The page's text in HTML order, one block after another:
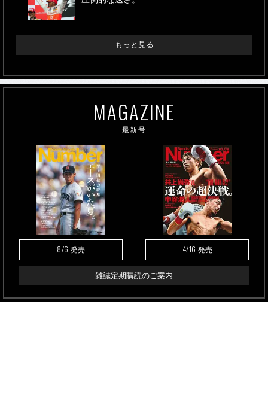
もっと見る
MAGAZINE
最新号
8/6 発売 4/16 発売
雑誌定期購読のご案内